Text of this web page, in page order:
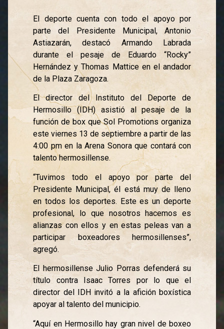
El deporte cuenta con todo el apoyo por
parte del Presidente Municipal, Antonio
Astiazarán, destacó Armando Labrada
durante el pesaje de Eduardo “Rocky”
Hernández y Thomas Mattice en el andador
de la Plaza Zaragoza.
El director del Instituto del Deporte de
Hermosillo (IDH) asistió al pesaje de la
función de box que Sol Promotions organiza
este viernes 13 de septiembre a partir de las
4:00 pm en la Arena Sonora que contará con
talento hermosillense.
“Tuvimos todo el apoyo por parte del
Presidente Municipal, él está muy de lleno
en todos los deportes. Este es un deporte
profesional, lo que nosotros hacemos es
alianzas con ellos y en estas peleas van a
participar boxeadores hermosillenses”,
agregó.
El hermosillense Julio Porras defenderá su
título contra Isaac Torres por lo que el
director del IDH invitó a la afición boxística
apoyar al talento del municipio.
“Aquí en Hermosillo hay gran nivel de boxeo